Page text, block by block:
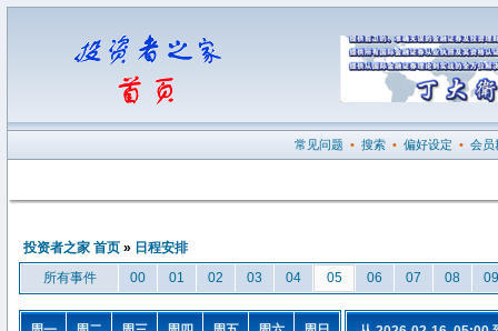
常见问题 • 搜索 • 偏好设定 • 会员
投资者之家 首页 » 日程安排
所有事件
00 01 02 03 04 05 06 07 08 09